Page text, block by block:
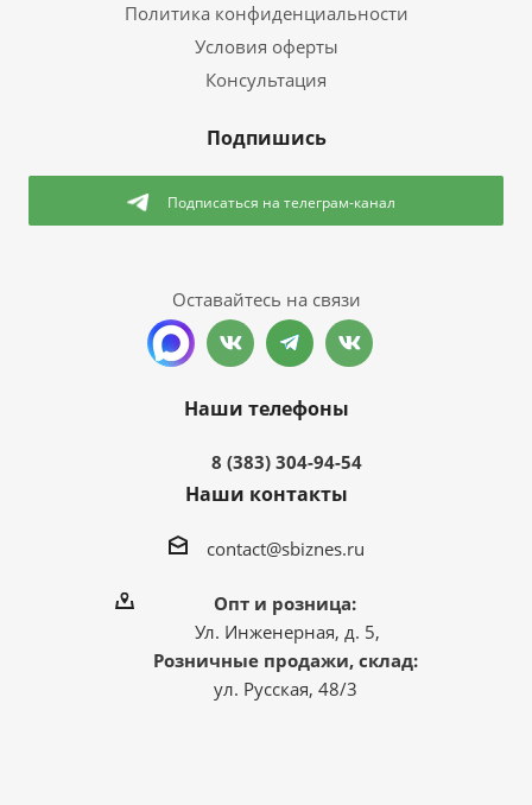
Политика конфиденциальности
Условия оферты
Консультация
Подпишись
Подписаться на телеграм-канал
Оставайтесь на связи
Наши телефоны
8 (383) 304-94-54
Наши контакты
contact@sbiznes.ru
Опт и розница:
Ул. Инженерная, д. 5,
Розничные продажи, склад:
ул. Русская, 48/3